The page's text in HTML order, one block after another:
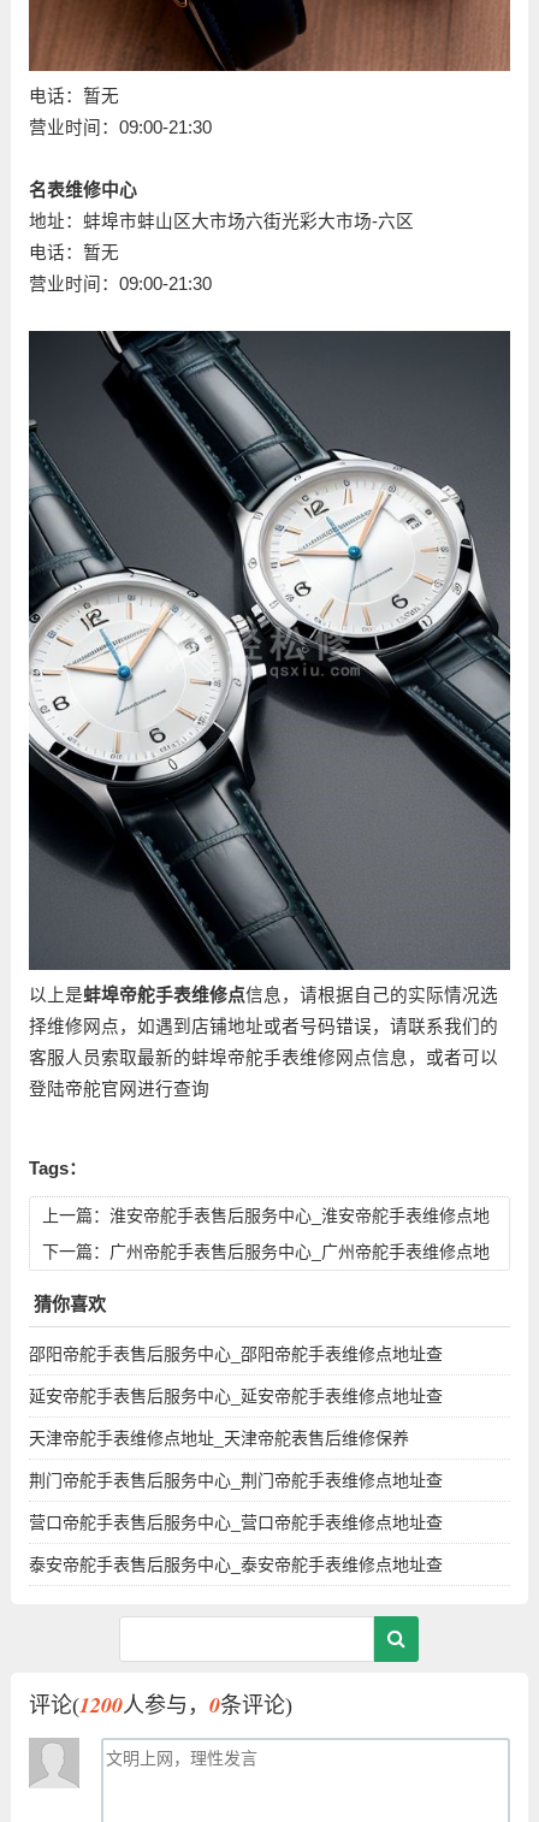
电话：暂无
营业时间：09:00-21:30
名表维修中心
地址：蚌埠市蚌山区大市场六街光彩大市场-六区
电话：暂无
营业时间：09:00-21:30
以上是蚌埠帝舵手表维修点信息，请根据自己的实际情况选
择维修网点，如遇到店铺地址或者号码错误，请联系我们的
客服人员索取最新的蚌埠帝舵手表维修网点信息，或者可以
登陆帝舵官网进行查询
Tags：
上一篇： 淮安帝舵手表售后服务中心_淮安帝舵手表维修点地
址查询
下一篇： 广州帝舵手表售后服务中心_广州帝舵手表维修点地
猜你喜欢
邵阳帝舵手表售后服务中心_邵阳帝舵手表维修点地址查
延安帝舵手表售后服务中心_延安帝舵手表维修点地址查
‭天津帝舵手表维修点地址_‭天津帝舵表售后维修保养
荆门帝舵手表售后服务中心_荆门帝舵手表维修点地址查
营口帝舵手表售后服务中心_营口帝舵手表维修点地址查
泰安帝舵手表售后服务中心_泰安帝舵手表维修点地址查
评论(1200人参与， 0条评论)